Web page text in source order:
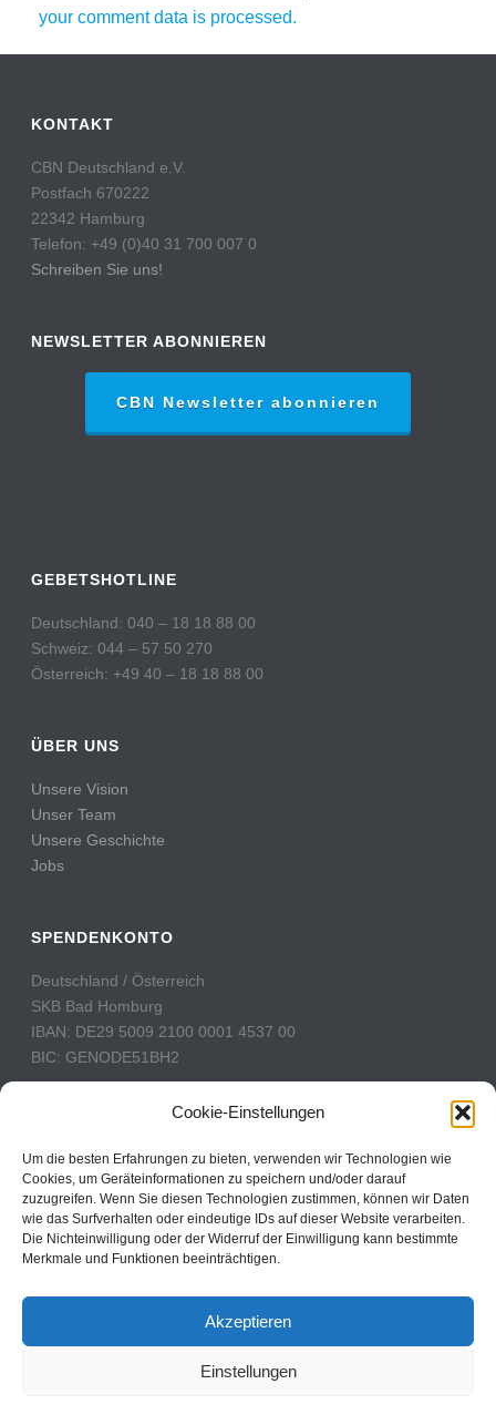
Cookie-Einstellungen
Um die besten Erfahrungen zu bieten, verwenden wir Technologien wie
Cookies, um Geräteinformationen zu speichern und/oder darauf
zuzugreifen. Wenn Sie diesen Technologien zustimmen, können wir Daten
wie das Surfverhalten oder eindeutige IDs auf dieser Website verarbeiten.
Die Nichteinwilligung oder der Widerruf der Einwilligung kann bestimmte
Merkmale und Funktionen beeinträchtigen.
Akzeptieren
Einstellungen
your comment data is processed.
KONTAKT
CBN Deutschland e.V.
Postfach 670222
22342 Hamburg
Telefon: +49 (0)40 31 700 007 0
Schreiben Sie uns!
NEWSLETTER ABONNIEREN
CBN Newsletter abonnieren
GEBETSHOTLINE
Deutschland: 040 – 18 18 88 00
Schweiz: 044 – 57 50 270
Österreich: +49 40 – 18 18 88 00
ÜBER UNS
Unsere Vision
Unser Team
Unsere Geschichte
Jobs
SPENDENKONTO
Deutschland / Österreich
SKB Bad Homburg
IBAN: DE29 5009 2100 0001 4537 00
BIC: GENODE51BH2
Konto: 60-742493-7
IBAN: CH31 0900 0000 6074 2493 7
BIC: POFICHBEXXX
CBN Deutschland © 2024
Kontakt
Impressum